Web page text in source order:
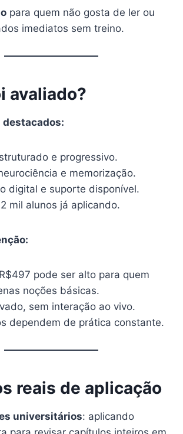
para quem não gosta de ler ou
imediatos sem treino.
avaliado?
e progressivo.
e memorização.
digital e suporte disponível.
mil alunos já aplicando.
pode ser alto para quem
noções básicas.
sem interação ao vivo.
dependem de prática constante.
reais de aplicação
universitários: aplicando